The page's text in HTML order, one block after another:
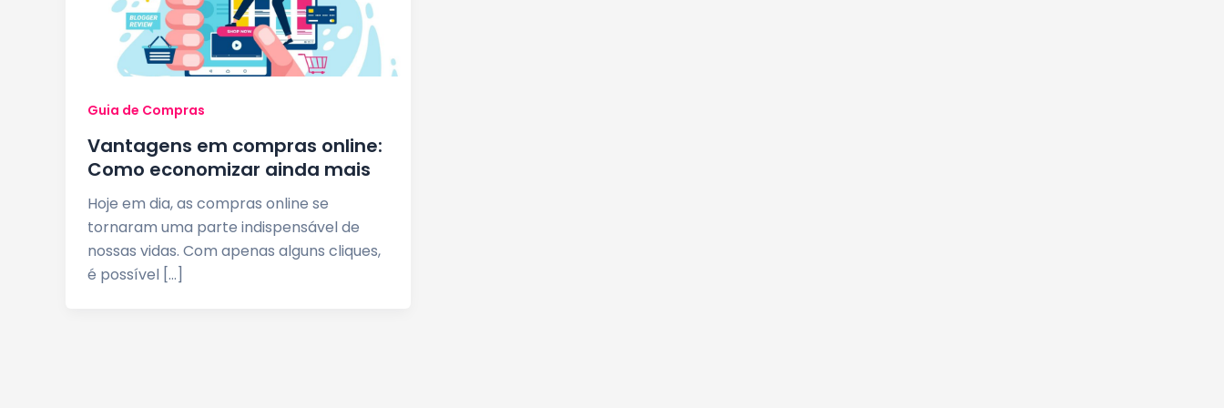
Guia de Compras
Vantagens em compras online:
Como economizar ainda mais
Hoje em dia, as compras online se
tornaram uma parte indispensável de
nossas vidas. Com apenas alguns cliques,
é possível […]